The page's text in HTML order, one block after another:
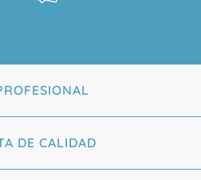
DE CALIDAD